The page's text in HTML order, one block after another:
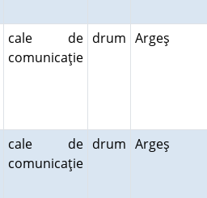
cale de
comunicaţie
drum Argeş
cale de
comunicaţie
drum Argeş